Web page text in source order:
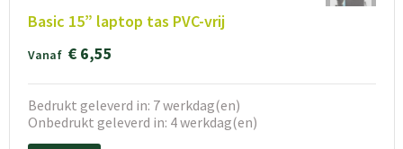
Basic 15” laptop tas PVC-vrij
Vanaf € 6,55
Bedrukt geleverd in: 7 werkdag(en)
Onbedrukt geleverd in: 4 werkdag(en)